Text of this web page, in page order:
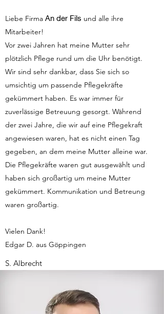
Liebe Firma An der Fils und alle ihre
Mitarbeiter!
Vor zwei Jahren hat meine Mutter sehr
plötzlich Pflege rund um die Uhr benötigt.
Wir sind sehr dankbar, dass Sie sich so
umsichtig um passende Pflegekräfte
gekümmert haben. Es war immer für
zuverlässige Betreuung gesorgt. Während
der zwei Jahre, die wir auf eine Pflegekraft
angewiesen waren, hat es nicht einen Tag
gegeben, an dem meine Mutter alleine war.
Die Pflegekräfte waren gut ausgewählt und
haben sich großartig um meine Mutter
gekümmert. Kommunikation und Betreung
waren großartig.
Vielen Dank!
Edgar D. aus Göppingen
S. Albrecht